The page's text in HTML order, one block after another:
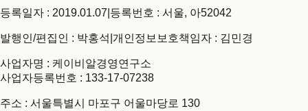
등록일자 : 2019.01.07 등록번호 : 서울, 아52042
발행인/편집인 : 박홍석 개인정보보호책임자 : 김민경
사업자명 : 케이비알경영연구소
사업자등록번호 : 133-17-07238
주소 : 서울특별시 마포구 어울마당로 130